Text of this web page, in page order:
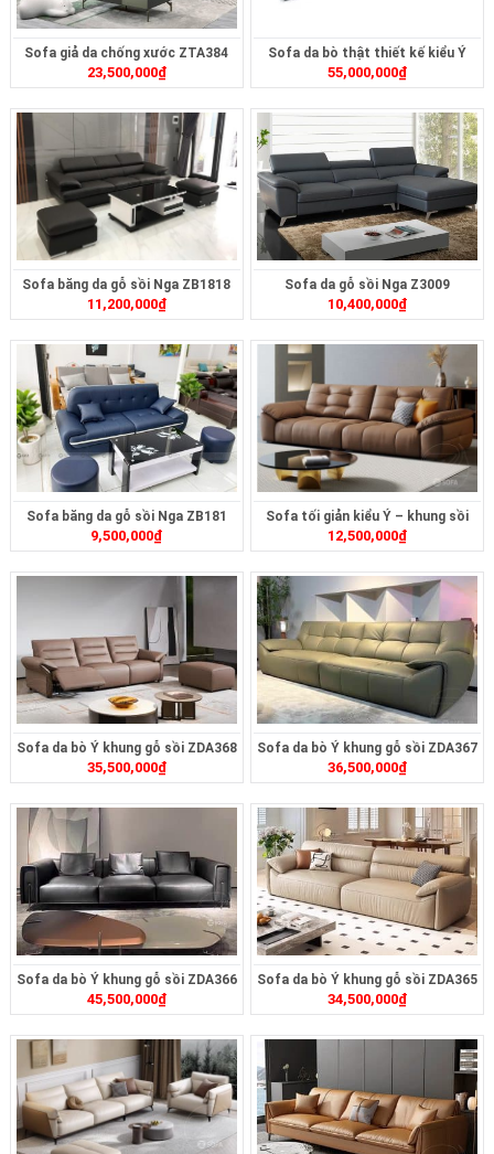
Sofa giả da chống xước ZTA384
23,500,000₫
Sofa da bò thật thiết kế kiểu Ý
ZL175B
55,000,000₫
Sofa băng da gỗ sồi Nga ZB1818
11,200,000₫
Sofa da gỗ sồi Nga Z3009
10,400,000₫
Sofa băng da gỗ sồi Nga ZB181
9,500,000₫
Sofa tối giản kiểu Ý – khung sồi
ZB369
12,500,000₫
Sofa da bò Ý khung gỗ sồi ZDA368
35,500,000₫
Sofa da bò Ý khung gỗ sồi ZDA367
36,500,000₫
Sofa da bò Ý khung gỗ sồi ZDA366
45,500,000₫
Sofa da bò Ý khung gỗ sồi ZDA365
34,500,000₫